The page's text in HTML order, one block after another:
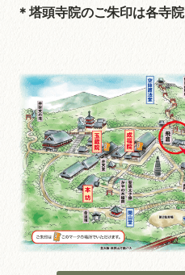
＊塔頭寺院のご朱印は各寺